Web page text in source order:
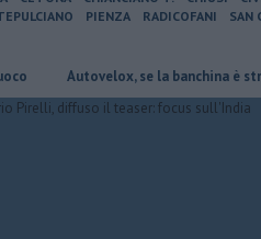
PIENZA RADICOFANI SAN
Autovelox, se la banchina è stretta